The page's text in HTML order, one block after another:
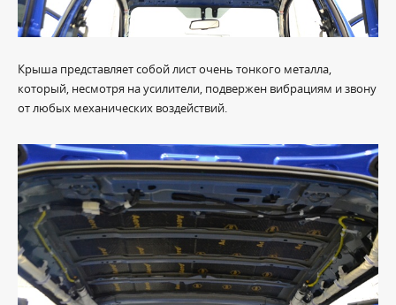
Крыша представляет собой лист очень тонкого металла,
который, несмотря на усилители, подвержен вибрациям и звону
от любых механических воздействий.